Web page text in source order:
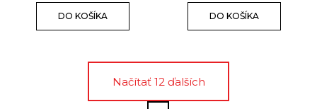
DO KOŠÍKA DO KOŠÍKA
Načítať 12 ďalších